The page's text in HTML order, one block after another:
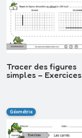
Tracer des figures
simples – Exercices
Géométrie